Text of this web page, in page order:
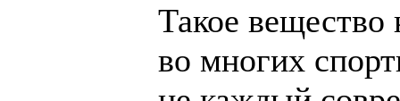
Такое вещество
во многих